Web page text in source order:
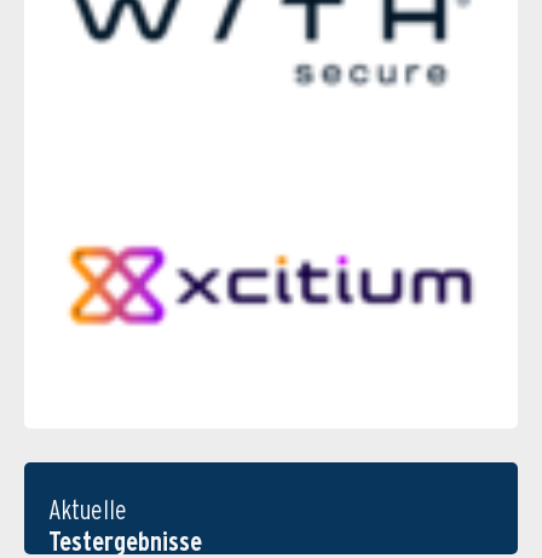
Aktuelle
Testergebnisse